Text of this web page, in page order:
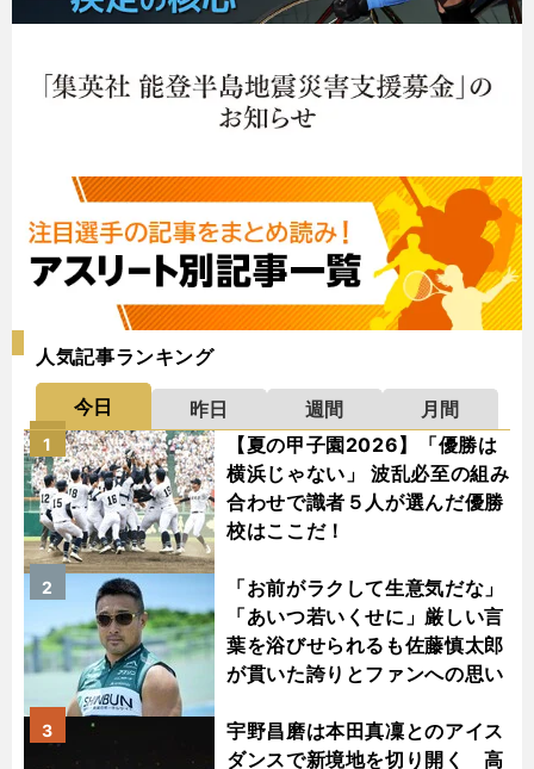
人気記事ランキング
今日 昨日 週間
月間
【夏の甲子園2026】「優勝は
横浜じゃない」 波乱必至の組み
合わせで識者５人が選んだ優勝
校はここだ！
1
「お前がラクして生意気だな」
「あいつ若いくせに」厳しい言
葉を浴びせられるも佐藤慎太郎
が貫いた誇りとファンへの思い
2
宇野昌磨は本田真凜とのアイス
ダンスで新境地を切り開く 高
3